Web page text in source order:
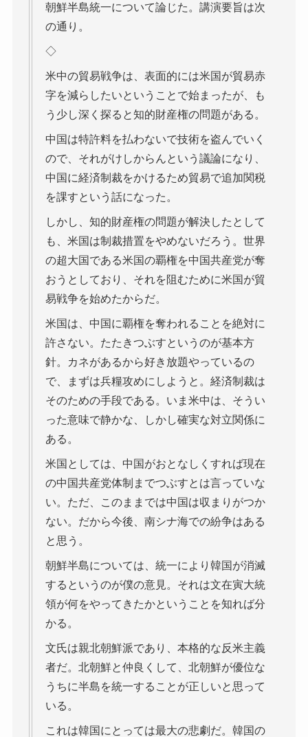
朝鮮半島統一について論じた。講演要旨は次
の通り。
◇
米中の貿易戦争は、表面的には米国が貿易赤
字を減らしたいということで始まったが、も
う少し深く探ると知的財産権の問題がある。
中国は特許料を払わないで技術を盗んでいく
ので、それがけしからんという議論になり、
中国に経済制裁をかけるため貿易で追加関税
を課すという話になった。
しかし、知的財産権の問題が解決したとして
も、米国は制裁措置をやめないだろう。世界
の超大国である米国の覇権を中国共産党が奪
おうとしており、それを阻むために米国が貿
易戦争を始めたからだ。
米国は、中国に覇権を奪われることを絶対に
許さない。たたきつぶすというのが基本方
針。カネがあるから好き放題やっているの
で、まずは兵糧攻めにしようと。経済制裁は
そのための手段である。いま米中は、そうい
った意味で静かな、しかし確実な対立関係に
ある。
米国としては、中国がおとなしくすれば現在
の中国共産党体制までつぶすとは言っていな
い。ただ、このままでは中国は収まりがつか
ない。だから今後、南シナ海での紛争はある
と思う。
朝鮮半島については、統一により韓国が消滅
するというのが僕の意見。それは文在寅大統
領が何をやってきたかということを知れば分
かる。
文氏は親北朝鮮派であり、本格的な反米主義
者だ。北朝鮮と仲良くして、北朝鮮が優位な
うちに半島を統一することが正しいと思って
いる。
これは韓国にとっては最大の悲劇だ。韓国の